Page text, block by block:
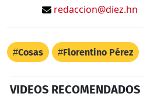
redaccion@diez.hn
Cosas Florentino Pérez
VIDEOS RECOMENDADOS